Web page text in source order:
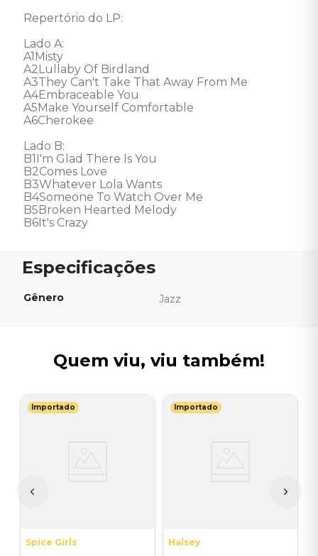
Repertório do LP:
Lado A:
A1Misty
A2Lullaby Of Birdland
A3They Can't Take That Away From Me
A4Embraceable You
A5Make Yourself Comfortable
A6Cherokee
Lado B:
B1I'm Glad There Is You
B2Comes Love
B3Whatever Lola Wants
B4Someone To Watch Over Me
B5Broken Hearted Melody
B6It's Crazy
Gênero Jazz
Quem viu, viu também!
Importado
Spice Girls
Importado
Halsey